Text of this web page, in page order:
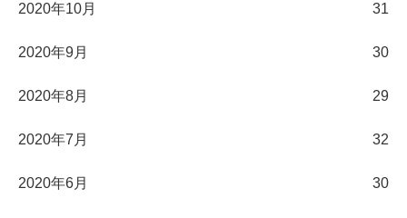
2020年10月 31
2020年9月 30
2020年8月 29
2020年7月 32
2020年6月 30